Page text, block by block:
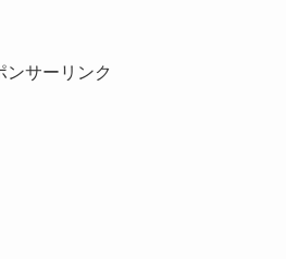
ンサーリンク